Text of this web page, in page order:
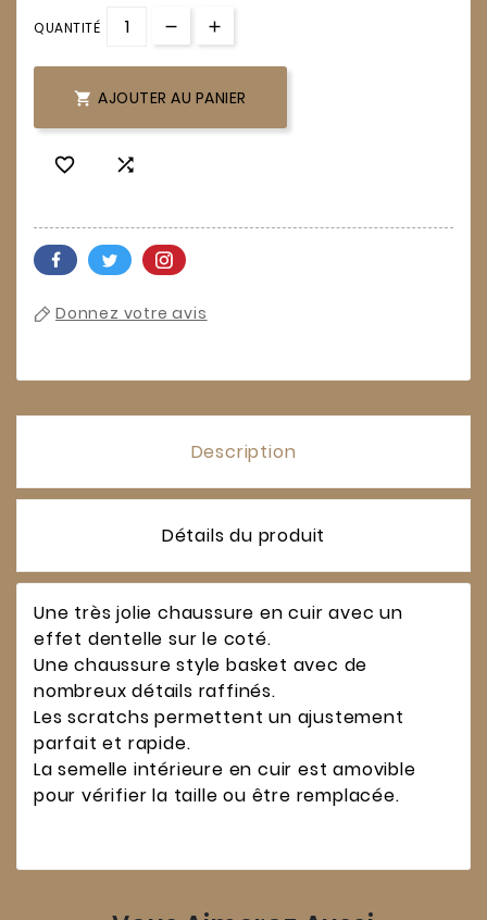
QUANTITÉ
 AJOUTER AU PANIER
 
Donnez votre avis
Description
Détails du produit
Une très jolie chaussure en cuir avec un
effet dentelle sur le coté.
Une chaussure style basket avec de
nombreux détails raffinés.
Les scratchs permettent un ajustement
parfait et rapide.
La semelle intérieure en cuir est amovible
pour vérifier la taille ou être remplacée.